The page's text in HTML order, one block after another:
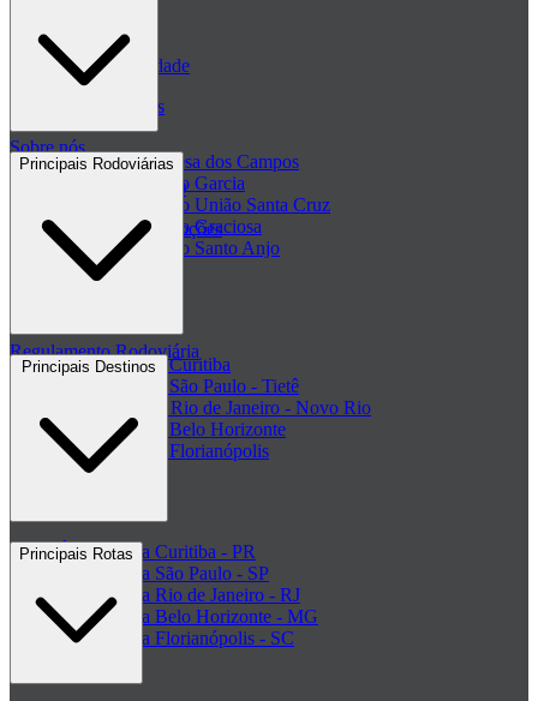
Políticas de Privacidade
Passagens de ônibus
Sobre nós
Central de ajuda - FAQ
Regulamento de Promoções
Clube de ofertas
Regulamento Rodoviária
Passagem Princesa dos Campos
Passagem Viação Garcia
Passagem Viação União Santa Cruz
Passagem Viação Graciosa
Passagem Viação Santo Anjo
+ Viações
Principais Rodoviárias
Rodoviária de Curitiba
Rodoviária de São Paulo - Tietê
Rodoviária do Rio de Janeiro - Novo Rio
Rodoviária de Belo Horizonte
Rodoviária de Florianópolis
+ Rodoviárias
Ônibus para Curitiba - PR
Ônibus para São Paulo - SP
Ônibus para Rio de Janeiro - RJ
Ônibus para Belo Horizonte - MG
Ônibus para Florianópolis - SC
Principais Rotas